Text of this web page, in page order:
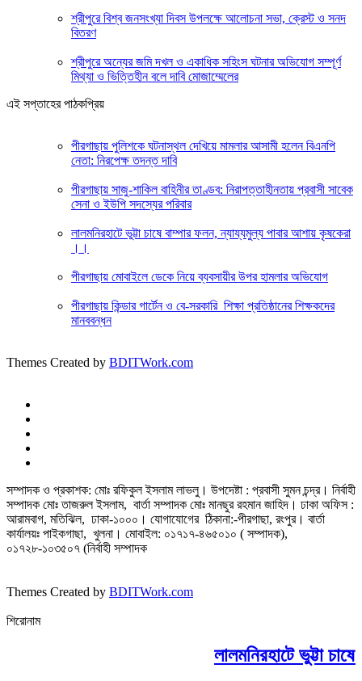
শ্রীপুরে বিশ্ব জনসংখ্যা দিবস উপলক্ষে আলোচনা সভা, ক্রেস্ট ও সনদ
বিতরণ
শ্রীপুরে অন্যের জমি দখল ও একাধিক সহিংস ঘটনার অভিযোগ সম্পূর্ণ
মিথ্যা ও ভিত্তিহীন বলে দাবি মোজাম্মেলের
এই সপ্তাহের পাঠকপ্রিয়
পীরগাছায় পুলিশকে ঘটনাস্থল দেখিয়ে মামলার আসামী হলেন বিএনপি
নেতা: নিরপেক্ষ তদন্ত দাবি
পীরগাছায় সাজু-শাকিল বাহিনীর তাণ্ডব: নিরাপত্তাহীনতায় প্রবাসী সাবেক
সেনা ও ইউপি সদস্যের পরিবার
লালমনিরহাটে ভুট্টা চাষে বাম্পার ফলন, ন্যায্যমুল্য পাবার আশায় কৃষকেরা
।।
পীরগাছায় মোবাইলে ডেকে নিয়ে ব্যবসায়ীর উপর হামলার অভিযোগ
পীরগাছায় কিন্ডার গার্টেন ও বে-সরকারি শিক্ষা প্রতিষ্ঠানের শিক্ষকদের
মানববন্ধন
Themes Created by BDITWork.com
সম্পাদক ও প্রকাশক: মোঃ রফিকুল ইসলাম লাভলু। উপদেষ্টা : প্রবাসী সুমন চন্দ্র। নির্বাহী
সম্পাদক মোঃ তাজরুল‌‌ ইসলাম, বার্তা সম্পাদক মোঃ মানছুর রহমান জাহিদ। ঢাকা অফিস :
আরামবাগ, মতিঝিল, ঢাকা-১০০০। যোগাযোগের ঠিকানা:-পীরগাছা‌, রংপুর। বার্তা
কার্যালয়ঃ পাইকগাছা, খুলনা। মোবাইল: ০১৭১৭-৪৬৫০১০ ( সম্পাদক),
০১৭২৮-১০৩৫০৭ (নির্বাহী সম্পাদক
Themes Created by BDITWork.com
শিরোনাম
লালমনিরহাটে ভুট্টা